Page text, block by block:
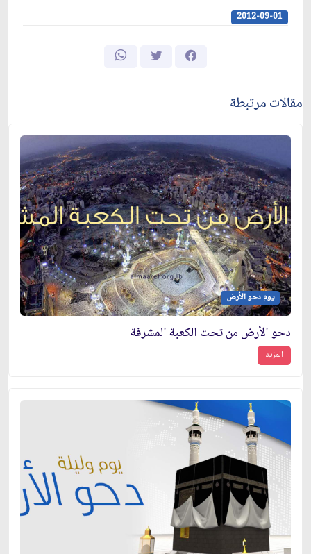
2012-09-01
مقالات مرتبطة
يوم دحو الأرض
دحو الأرض من تحت الكعبة المشرفة
المزيد